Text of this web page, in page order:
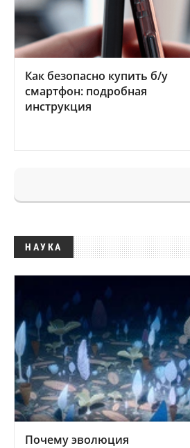
Как безопасно купить б/у
смартфон: подробная
инструкция
НАУКА
Почему эволюция